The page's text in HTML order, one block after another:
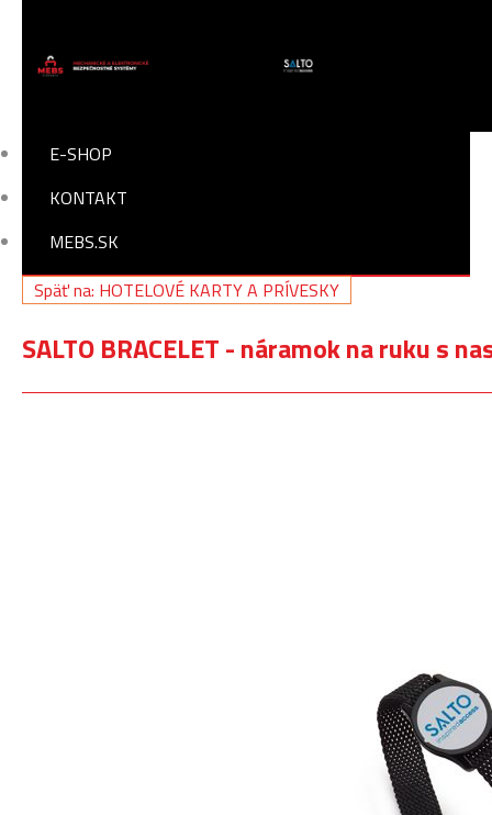
E-SHOP
KONTAKT
MEBS.SK
Späť na: HOTELOVÉ KARTY A PRÍVESKY
SALTO BRACELET - náramok na ruku s